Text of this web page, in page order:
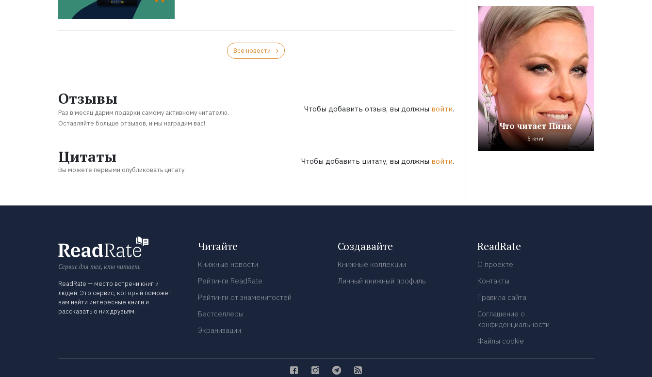
Все новости
Отзывы
Раз в месяц дарим подарки самому активному читателю.
Оставляйте больше отзывов, и мы наградим вас!
Чтобы добавить отзыв, вы должны войти.
Цитаты
Вы можете первыми опубликовать цитату
Чтобы добавить цитату, вы должны войти.
Что читает Пинк
5 книг
Сервис для тех, кто читает.
ReadRate — место встречи книг и
людей. Это сервис, который поможет
вам найти интересные книги и
рассказать о них друзьям.
Читайте
Книжные новости
Рейтинги ReadRate
Рейтинги от знаменитостей
Бестселлеры
Экранизации
Создавайте
Книжные коллекции
Личный книжный профиль
ReadRate
О проекте
Контакты
Правила сайта
Соглашение о
конфиденциальности
Файлы cookie